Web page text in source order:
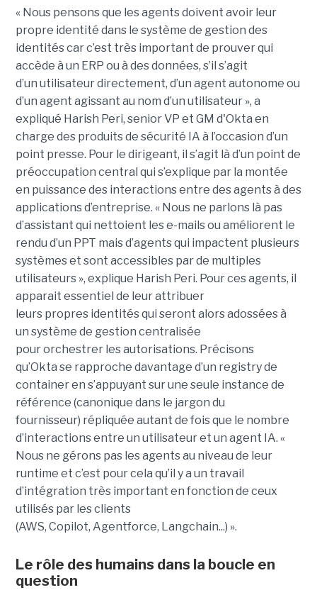
« Nous pensons que les agents doivent avoir leur
propre identité dans le système de gestion des
identités car c’est très important de prouver qui
accède à un ERP ou à des données, s’il s’agit
d’un utilisateur directement, d’un agent autonome ou
d’un agent agissant au nom d’un utilisateur », a
expliqué Harish Peri, senior VP et GM d'Okta en
charge des produits de sécurité IA à l’occasion d’un
point presse. Pour le dirigeant, il s’agit là d’un point de
préoccupation central qui s’explique par la montée
en puissance des interactions entre des agents à des
applications d’entreprise. « Nous ne parlons là pas
d’assistant qui nettoient les e-mails ou améliorent le
rendu d’un PPT mais d’agents qui impactent plusieurs
systèmes et sont accessibles par de multiples
utilisateurs », explique Harish Peri. Pour ces agents, il
apparait essentiel de leur attribuer
leurs propres identités qui seront alors adossées à
un système de gestion centralisée
pour orchestrer les autorisations. Précisons
qu’Okta se rapproche davantage d’un registry de
container en s’appuyant sur une seule instance de
référence (canonique dans le jargon du
fournisseur) répliquée autant de fois que le nombre
d’interactions entre un utilisateur et un agent IA. «
Nous ne gérons pas les agents au niveau de leur
runtime et c’est pour cela qu’il y a un travail
d’intégration très important en fonction de ceux
utilisés par les clients
(AWS, Copilot, Agentforce, Langchain...) ».
Le rôle des humains dans la boucle en
question